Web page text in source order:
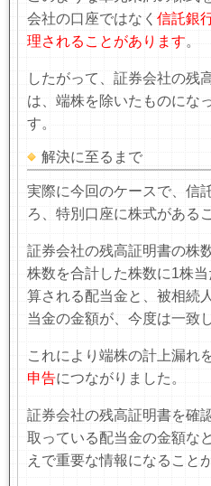
会社の口座ではなく 信託銀
理されることがあります。
したがって、証券会社の残
は、端株を除いたものにな
す。
解決に至るまで
実際に今回のケースで、信
ろ、特別口座に株式がある
証券会社の残高証明書の株
株数を合計した株数に1株
算される配当金と、被相続
当金の金額が、今度は一致
これにより端株の計上漏れ
申告につながりました。
証券会社の残高証明書を確
取っている配当金の金額な
えで重要な情報になること